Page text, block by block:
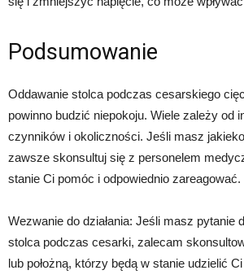
Podsumowanie
Oddawanie stolca podczas cesarskiego
powinno budzić niepokoju. Wiele zależy od
czynników i okoliczności. Jeśli masz
zawsze skonsultuj się z personelem
stanie Ci pomóc i odpowiednio zareagować.
Wezwanie do działania: Jeśli masz pytanie
stolca podczas cesarki, zalecam
lub położną, którzy będą w stanie udzielić